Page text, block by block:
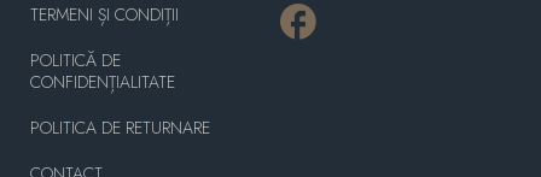
TERMENI ȘI CONDIȚII
POLITICĂ DE
CONFIDENȚIALITATE
POLITICA DE RETURNARE